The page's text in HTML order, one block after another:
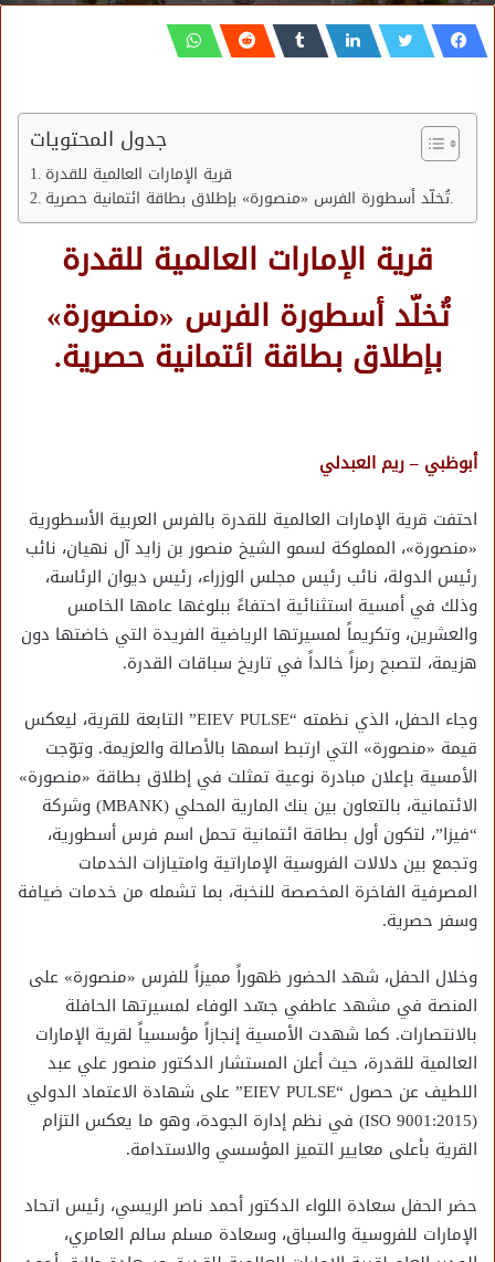
جدول المحتويات
قرية الإمارات العالمية للقدرة
تُخلّد أسطورة الفرس «منصورة» بإطلاق بطاقة ائتمانية حصرية.
قرية الإمارات العالمية للقدرة
تُخلّد أسطورة الفرس «منصورة»
بإطلاق بطاقة ائتمانية حصرية.
أبوظبي – ريم العبدلي
احتفت قرية الإمارات العالمية للقدرة بالفرس العربية الأسطورية
«منصورة»، المملوكة لسمو الشيخ منصور بن زايد آل نهيان، نائب
رئيس الدولة، نائب رئيس مجلس الوزراء، رئيس ديوان الرئاسة،
وذلك في أمسية استثنائية احتفاءً ببلوغها عامها الخامس
والعشرين، وتكريماً لمسيرتها الرياضية الفريدة التي خاضتها دون
هزيمة، لتصبح رمزاً خالداً في تاريخ سباقات القدرة.
​وجاء الحفل، الذي نظمته “EIEV PULSE” التابعة للقرية، ليعكس
قيمة «منصورة» التي ارتبط اسمها بالأصالة والعزيمة. وتوّجت
الأمسية بإعلان مبادرة نوعية تمثلت في إطلاق بطاقة «منصورة»
الائتمانية، بالتعاون بين بنك المارية المحلي (MBANK) وشركة
“فيزا”، لتكون أول بطاقة ائتمانية تحمل اسم فرس أسطورية،
وتجمع بين دلالات الفروسية الإماراتية وامتيازات الخدمات
المصرفية الفاخرة المخصصة للنخبة، بما تشمله من خدمات ضيافة
وسفر حصرية.
​وخلال الحفل، شهد الحضور ظهوراً مميزاً للفرس «منصورة» على
المنصة في مشهد عاطفي جسّد الوفاء لمسيرتها الحافلة
بالانتصارات. كما شهدت الأمسية إنجازاً مؤسسياً لقرية الإمارات
العالمية للقدرة، حيث أعلن المستشار الدكتور منصور علي عبد
اللطيف عن حصول “EIEV PULSE” على شهادة الاعتماد الدولي
(ISO 9001:2015) في نظم إدارة الجودة، وهو ما يعكس التزام
القرية بأعلى معايير التميز المؤسسي والاستدامة.
​حضر الحفل سعادة اللواء الدكتور أحمد ناصر الريسي، رئيس اتحاد
الإمارات للفروسية والسباق، وسعادة مسلم سالم العامري،